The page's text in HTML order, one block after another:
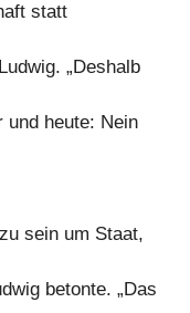
statt
„Deshalb
und heute: Nein
sein um Staat,
betonte. „Das